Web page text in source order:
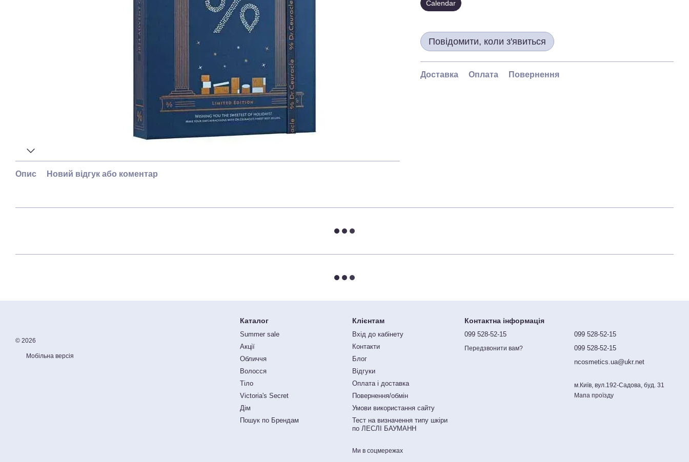
Опис Новий відгук або коментар
Calendar
Повідомити, коли з'явиться
Доставка Оплата Повернення
© 2026
Мобільна версія
Каталог
Summer sale
Акції
Обличчя
Волосся
Тіло
Victoria's Secret
Дім
Пошук по Брендам
Клієнтам
Вхід до кабінету
Контакти
Блог
Відгуки
Оплата і доставка
Повернення/обмін
Умови використання сайту
Тест на визначення типу шкіри
по ЛЕСЛІ БАУМАНН
Ми в соцмережах
Контактна інформація
099 528-52-15
Передзвонити вам?
099 528-52-15
099 528-52-15
ncosmetics.ua@ukr.net
м.Київ, вул.192-Садова, буд. 31
Мапа проїзду